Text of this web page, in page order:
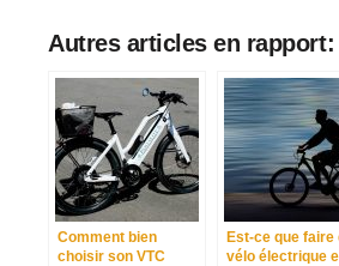
Autres articles en rapport:
Comment bien
choisir son VTC
Est-ce que faire
vélo électrique